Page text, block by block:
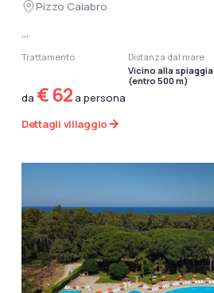
Pizzo Calabro
...
Trattamento
Distanza dal mare
Vicino alla spiaggia
(entro 500 m)
da € 62a persona
Dettagli villaggio